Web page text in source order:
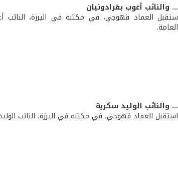
... والنائب أغوب بقرادونيان
ستقبل العماد قهوجي، في مكتبه في اليرزة، النائب
العامة.
... والنائب الوليد سكرية
استقبل العماد قهوجي، في مكتبه في اليرزة، النائب